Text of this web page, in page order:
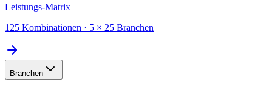
Leistungs-Matrix
125 Kombinationen · 5 × 25 Branchen
Branchen